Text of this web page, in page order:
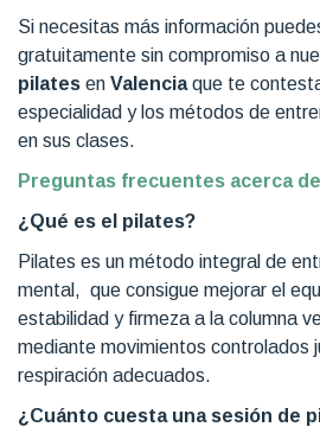
Si necesitas más información
gratuitamente sin compromiso a
pilates en Valenciaque te
especialidad y los métodos de
en sus clases.
Preguntas frecuentes acerca
¿Qué es el pilates?
Pilates es un método integral de
mental, que consigue mejorar el
estabilidad y firmeza a la columna
mediante movimientos controlados
respiración adecuados.
¿Cuánto cuesta una sesión de